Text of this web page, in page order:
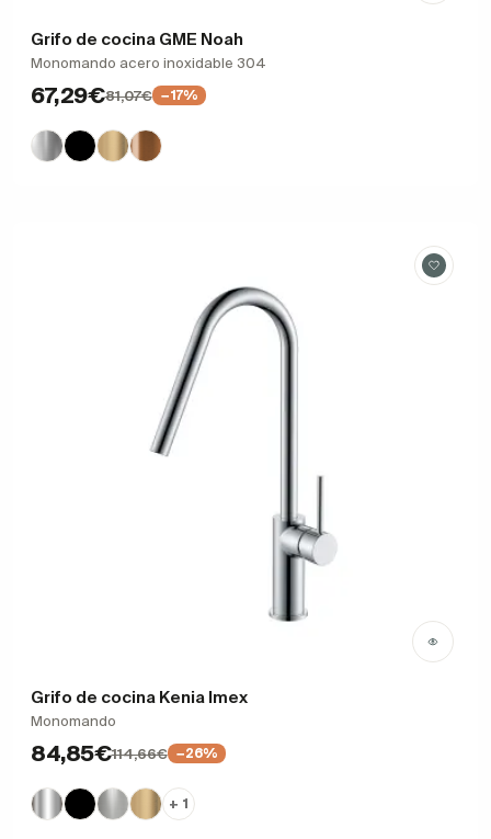
Grifo de cocina GME Noah
Monomando acero inoxidable 304
67,29€81,07€ −17%
Grifo de cocina Kenia Imex
Monomando
84,85€114,66€ −26%
+ 1